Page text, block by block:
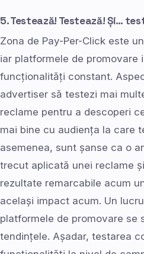
5. Testează! Testează! Și…
Zona de Pay-Per-Click este
iar platformele de promovare
funcționalități constant.
advertiser să testezi mai
reclame pentru a descoperi
mai bine cu audiența la care
asemenea, sunt șanse ca o
trecut aplicată unei reclame
rezultate remarcabile acum
același impact acum. Un
platformele de promovare se
tendințele. Așadar, testarea